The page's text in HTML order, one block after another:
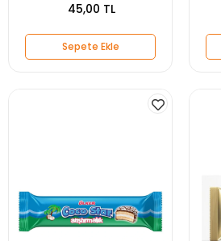
45,00 TL
Sepete Ekle